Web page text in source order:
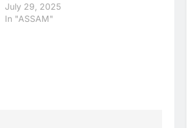
July 29, 2025
In "ASSAM"